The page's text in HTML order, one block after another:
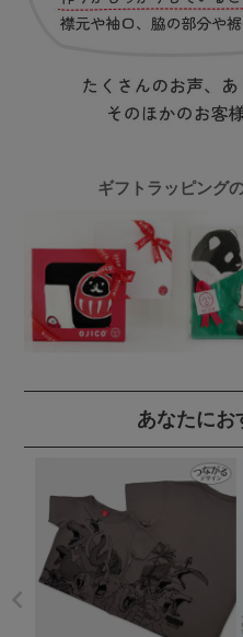
ギフトラッピング
あなたにお